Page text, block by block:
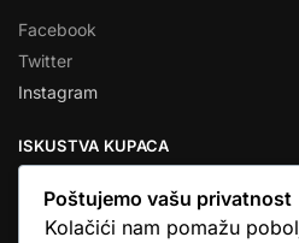
Facebook
Twitter
Instagram
ISKUSTVA KUPACA
Poštujemo vašu privatnost
Kolačići nam pomažu